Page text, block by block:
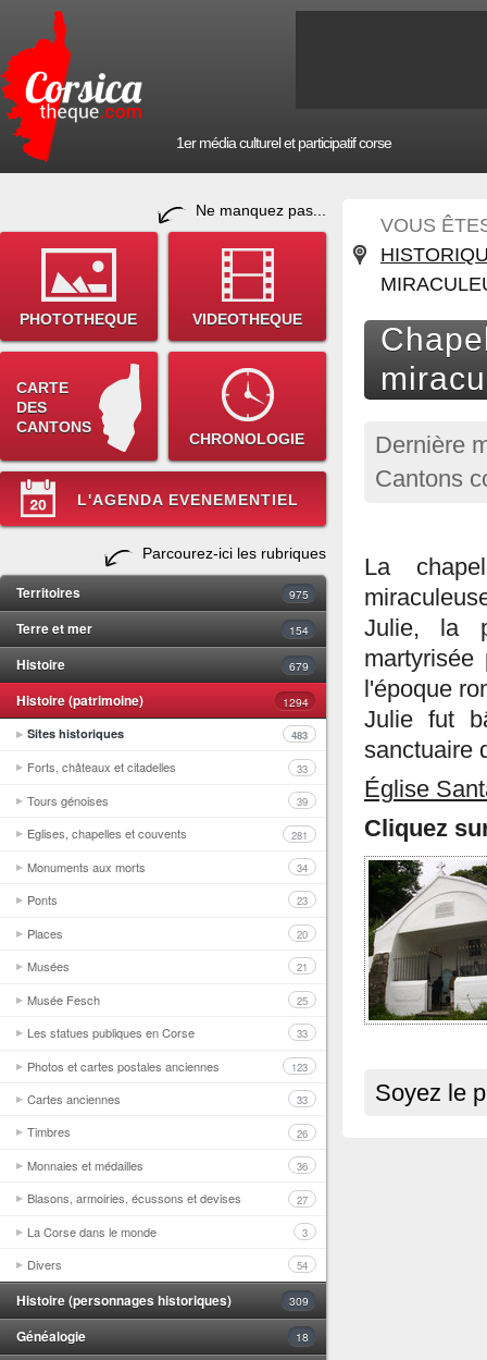
1er média culturel et participatif corse
Ne manquez pas...
PHOTOTHEQUE VIDEOTHEQUE
CARTE
DES
CANTONS
CHRONOLOGIE
L'AGENDA EVENEMENTIEL
Parcourez-ici les rubriques
Territoires 975
Terre et mer 154
Histoire 679
Histoire (patrimoine)
1294
Sites historiques
483
Forts, châteaux et citadelles 33
Tours génoises 39
Eglises, chapelles et couvents 281
Monuments aux morts 34
Ponts 23
Places 20
Musées 21
Musée Fesch 25
Les statues publiques en Corse 33
Photos et cartes postales anciennes 123
Cartes anciennes 33
Timbres 26
Monnaies et médailles 36
Blasons, armoiries, écussons et devises 27
La Corse dans le monde 3
Divers 54
Histoire (personnages historiques) 309
Généalogie 18
VOUS
Dernière
Cantons
La
Julie, la
l'époque
Julie fut
sanctuaire
Église
Cliquez
Soyez le